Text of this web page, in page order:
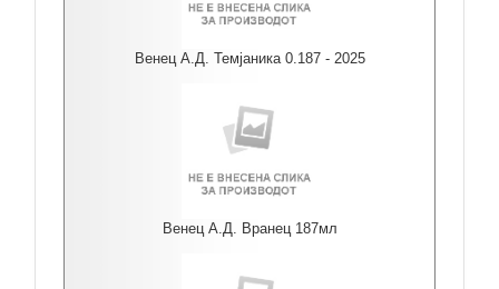
Венец А.Д. Темјаника 0.187 - 2025
Венец А.Д. Вранец 187мл